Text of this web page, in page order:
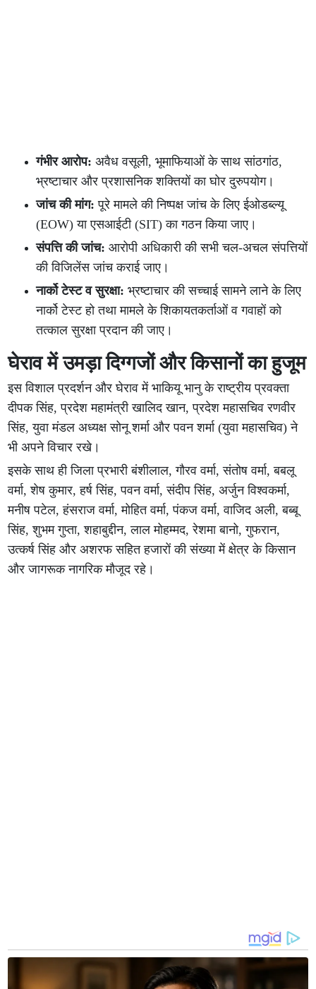
गंभीर आरोप: अवैध वसूली, भूमाफियाओं के साथ सांठगांठ,
भ्रष्टाचार और प्रशासनिक शक्तियों का घोर दुरुपयोग।
जांच की मांग: पूरे मामले की निष्पक्ष जांच के लिए ईओडब्ल्यू
(EOW) या एसआईटी (SIT) का गठन किया जाए।
संपत्ति की जांच: आरोपी अधिकारी की सभी चल-अचल संपत्तियों
की विजिलेंस जांच कराई जाए।
नार्को टेस्ट व सुरक्षा: भ्रष्टाचार की सच्चाई सामने लाने के लिए
नार्को टेस्ट हो तथा मामले के शिकायतकर्ताओं व गवाहों को
तत्काल सुरक्षा प्रदान की जाए।
घेराव में उमड़ा दिग्गजों और किसानों का हुजूम
इस विशाल प्रदर्शन और घेराव में भाकियू भानु के राष्ट्रीय प्रवक्ता
दीपक सिंह, प्रदेश महामंत्री खालिद खान, प्रदेश महासचिव रणवीर
सिंह, युवा मंडल अध्यक्ष सोनू शर्मा और पवन शर्मा (युवा महासचिव) ने
भी अपने विचार रखे।
इसके साथ ही जिला प्रभारी बंशीलाल, गौरव वर्मा, संतोष वर्मा, बबलू
वर्मा, शेष कुमार, हर्ष सिंह, पवन वर्मा, संदीप सिंह, अर्जुन विश्वकर्मा,
मनीष पटेल, हंसराज वर्मा, मोहित वर्मा, पंकज वर्मा, वाजिद अली, बब्बू
सिंह, शुभम गुप्ता, शहाबुद्दीन, लाल मोहम्मद, रेशमा बानो, गुफरान,
उत्कर्ष सिंह और अशरफ सहित हजारों की संख्या में क्षेत्र के किसान
और जागरूक नागरिक मौजूद रहे।